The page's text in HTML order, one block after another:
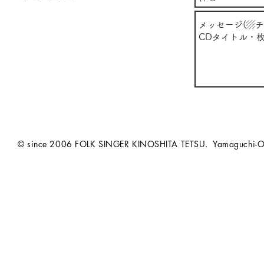
© since 2006 FOLK SINGER KINOSHITA TETSU. Yamaguchi-